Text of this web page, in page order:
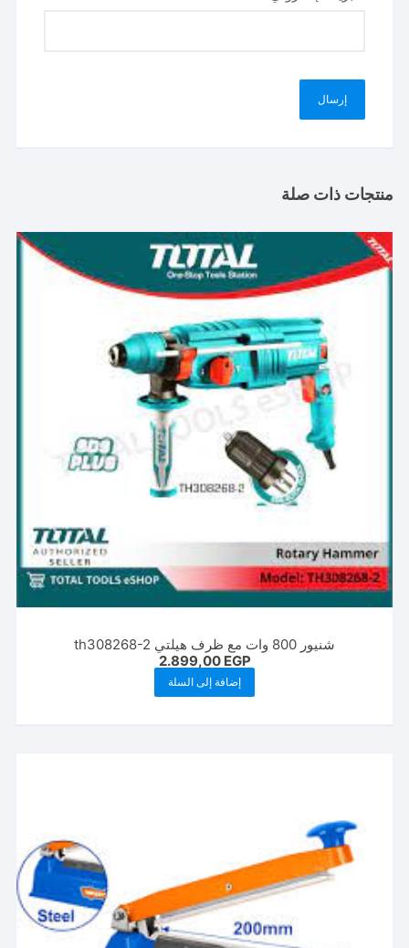
منتجات ذات صلة
شنيور 800 وات مع ظرف هيلتي th308268-2
2.899,00 EGP
إضافة إلى السلة